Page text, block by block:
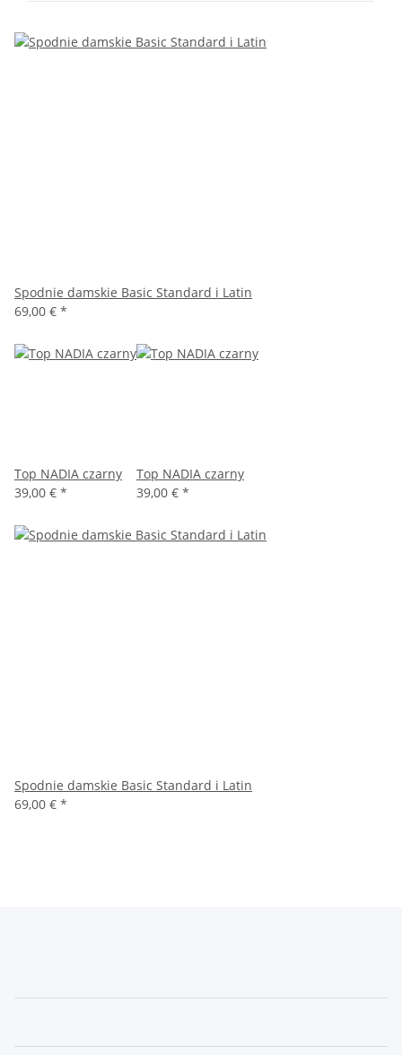
Spodnie damskie Basic Standard i Latin
69,00 € *
Top NADIA czarny
39,00 € *
Top NADIA czarny
39,00 € *
Spodnie damskie Basic Standard i Latin
69,00 € *